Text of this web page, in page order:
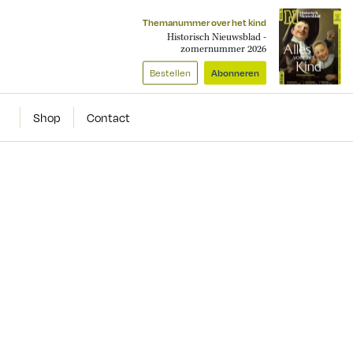
Themanummer over het kind
Historisch Nieuwsblad -
zomernummer 2026
Bestellen Abonneren
Shop Contact